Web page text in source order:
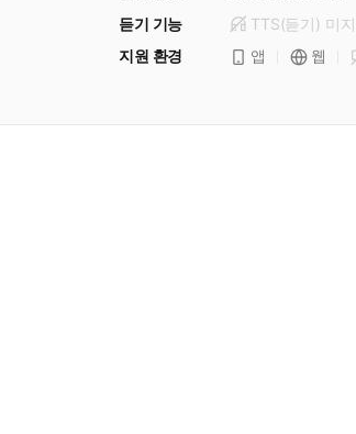
듣기 기능
TTS(듣기) 미
지원 환경
앱 웹